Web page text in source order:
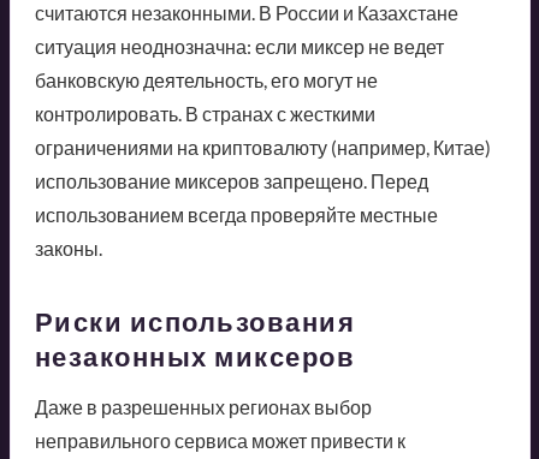
считаются незаконными. В России и Казахстане
ситуация неоднозначна: если миксер не ведет
банковскую деятельность, его могут не
контролировать. В странах с жесткими
ограничениями на криптовалюту (например, Китае)
использование миксеров запрещено. Перед
использованием всегда проверяйте местные
законы.
Риски использования
незаконных миксеров
Даже в разрешенных регионах выбор
неправильного сервиса может привести к